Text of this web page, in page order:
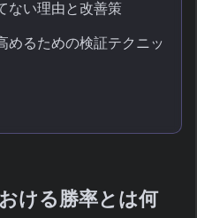
ない理由と改善策
めるための検証テクニッ
ける勝率とは何